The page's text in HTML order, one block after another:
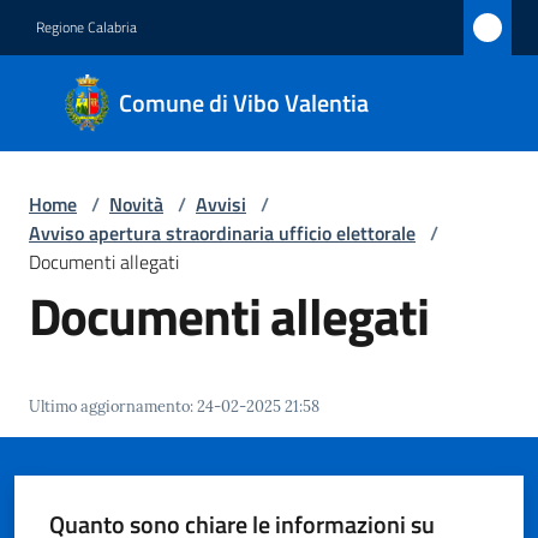
Regione Calabria
Comune di Vibo Valentia
Comune
di Vibo
Valentia
Amministrazione
Novità
Vibo
Valentia
Home / Novità / Avvisi /
Avviso apertura straordinaria ufficio elettorale /
Documenti allegati
Documenti allegati
Ultimo aggiornamento:24-02-2025 21:58
Quanto sono chiare le informazioni su